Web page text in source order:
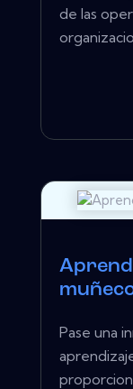
de las
Pase una